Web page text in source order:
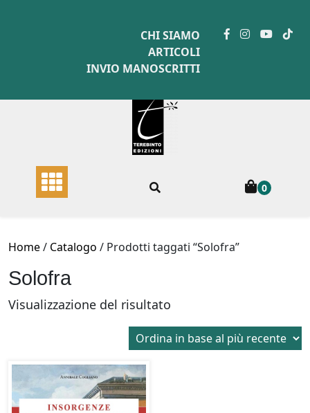
CHI SIAMO
ARTICOLI
INVIO MANOSCRITTI
0
Home/ Catalogo / Prodotti taggati “Solofra”
Solofra
Visualizzazione del risultato